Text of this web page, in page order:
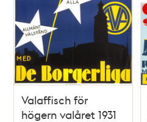
Valaffisch för
högern valåret 1931